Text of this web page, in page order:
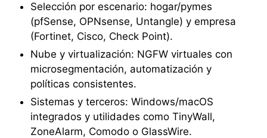
Selección por escenario: hogar/pymes
(pfSense, OPNsense, Untangle) y empresa
(Fortinet, Cisco, Check Point).
Nube y virtualización: NGFW virtuales con
microsegmentación, automatización y
políticas consistentes.
Sistemas y terceros: Windows/macOS
integrados y utilidades como TinyWall,
ZoneAlarm, Comodo o GlassWire.